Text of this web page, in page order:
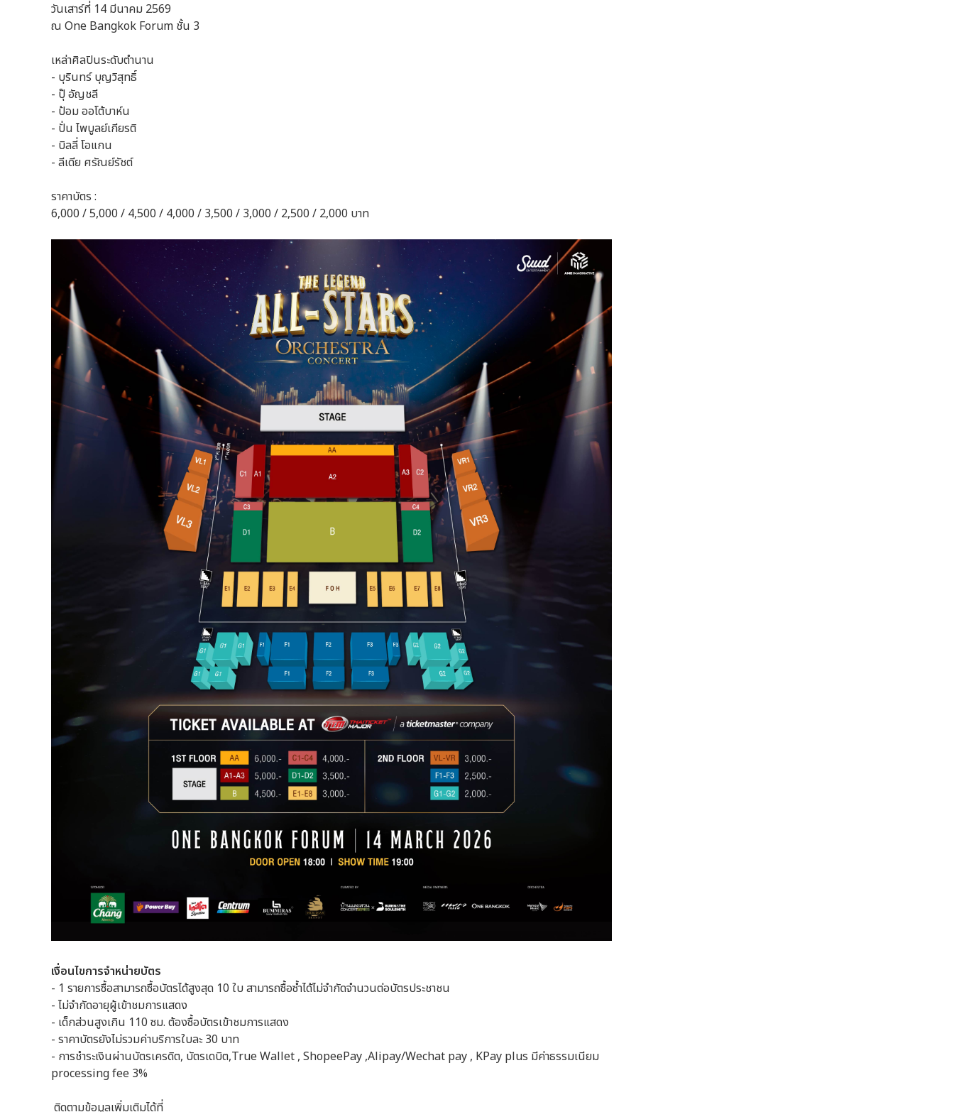
วันเสาร์ที่ 14 มีนาคม 2569
ณ One Bangkok Forum ชั้น 3
เหล่าศิลปินระดับตำนาน
- บุรินทร์ บุญวิสุทธิ์
- ปุ๊ อัญชลี
- ป้อม ออโต้บาห์น
- ปั่น ไพบูลย์เกียรติ
- บิลลี่ โอแกน
- ลีเดีย ศรัณย์รัชต์
ราคาบัตร :
6,000 / 5,000 / 4,500 / 4,000 / 3,500 / 3,000 / 2,500 / 2,000 บาท
เงื่อนไขการจำหน่ายบัตร
- 1 รายการซื้อสามารถซื้อบัตรได้สูงสุด 10 ใบ สามารถซื้อซ้ำได้ไม่จำกัดจำนวนต่อบัตรประชาชน
- ไม่จำกัดอายุผู้เข้าชมการแสดง
- เด็กส่วนสูงเกิน 110 ซม. ต้องซื้อบัตรเข้าชมการแสดง
- ราคาบัตรยังไม่รวมค่าบริการใบละ 30 บาท
- การชำระเงินผ่านบัตรเครดิต, บัตรเดบิต,True Wallet , ShopeePay ,Alipay/Wechat pay , KPay plus มีค่าธรรมเนียม
processing fee 3%
ติดตามข้อมูลเพิ่มเติมได้ที่